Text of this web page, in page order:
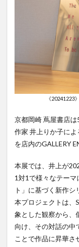
《20241223
京都岡崎 蔦屋書店は
作家 井上りか子によ
を店内のGALLERY
本展では、井上が
1対1で様々なテー
ト」に基づく新作シ
本プロジェクトは、
象とした観察から、
向け、その対話の中
ことで作品に昇華さ